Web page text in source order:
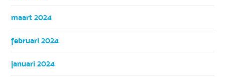
maart 2024
februari 2024
januari 2024